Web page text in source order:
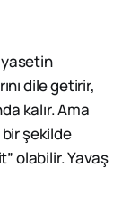
dile getirir,
kalır. Ama
şekilde
olabilir. Yavaş